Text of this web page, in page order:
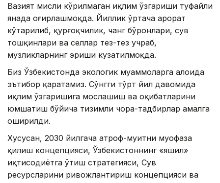
Вазият мисли кўрилмаган иқлим ўзгариши туфайли
янада оғирлашмоқда. Йиллик ўртача ҳарорат
кўтарилиб, қурғоқчилик, чанг бўронлари, сув
тошқинлари ва селлар тез-тез учраб,
музликларнинг эриши кузатилмоқда.
Биз Ўзбекистонда экологик муаммоларга алоҳида
эътибор қаратамиз. Сўнгги тўрт йил давомида
иқлим ўзгаришига мослашиш ва оқибатларини
юмшатиш бўйича тизимли чора-тадбирлар амалга
оширилди.
Хусусан, 2030 йилгача атроф-муҳитни муҳофаза
қилиш концепцияси, Ўзбекистоннинг «яшил»
иқтисодиётга ўтиш стратегияси, Сув
ресурсларини ривожлантириш концепцияси ва